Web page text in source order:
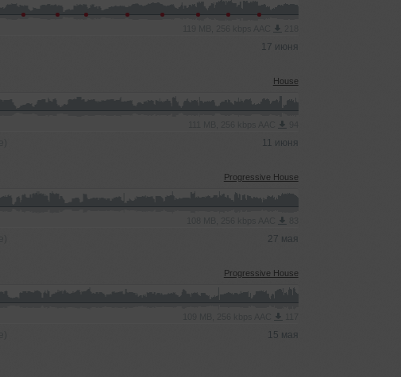
17 июня
House
11 июня
Progressive House
27 мая
Progressive House
15 мая